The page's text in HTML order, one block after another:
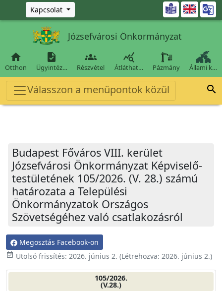
Ugrás a fő tartalomra
Kapcsolat 
Józsefvárosi Önkormányzat

Otthon

Ügyintéz…

Részvétel

Átláthat… Pázmány Állami k…
Válasszon a menüpontok közül 
Budapest Főváros VIII. kerület
Józsefvárosi Önkormányzat Képviselő-
testületének 105/2026. (V. 28.) számú
határozata a Települési
Önkormányzatok Országos
Szövetségéhez való csatlakozásról
Megosztás Facebook-on
event_available Utolsó frissítés: 2026. június 2. (Létrehozva: 2026. június 2.)
105/2026.
(V.28.)